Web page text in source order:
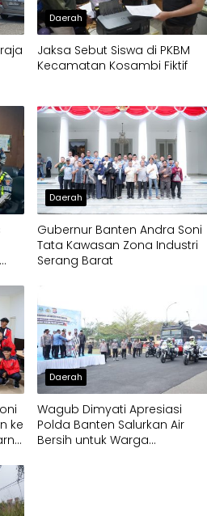
Daerah
Jaksa Sebut Siswa di PKBM
Kecamatan Kosambi Fiktif
Daerah
Gubernur Banten Andra Soni
Tata Kawasan Zona Industri
Serang Barat
ke
Daerah
Wagub Dimyati Apresiasi
Polda Banten Salurkan Air
Bersih untuk Warga